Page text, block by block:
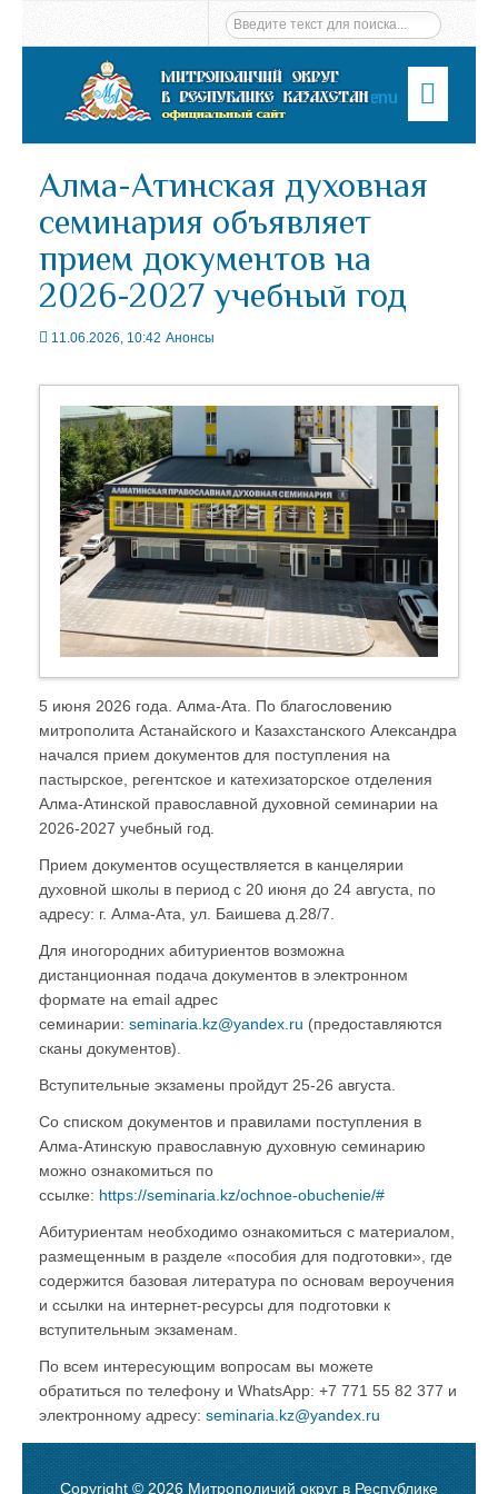
Menu
Алма-Атинская духовная
семинария объявляет
прием документов на
2026-2027 учебный год
11.06.2026, 10:42 Анонсы
5 июня 2026 года. Алма-Ата. По благословению
митрополита Астанайского и Казахстанского Александра
начался прием документов для поступления на
пастырское, регентское и катехизаторское отделения
Алма-Атинской православной духовной семинарии на
2026-2027 учебный год.
Прием документов осуществляется в канцелярии
духовной школы в период с 20 июня до 24 августа, по
адресу: г. Алма-Ата, ул. Баишева д.28/7.
Для иногородних абитуриентов возможна
дистанционная подача документов в электронном
формате на email адрес
семинарии: seminaria.kz@yandex.ru (предоставляются
сканы документов).
Вступительные экзамены пройдут 25-26 августа.
Со списком документов и правилами поступления в
Алма-Атинскую православную духовную семинарию
можно ознакомиться по
ссылке: https://seminaria.kz/ochnoe-obuchenie/#
Абитуриентам необходимо ознакомиться с материалом,
размещенным в разделе «пособия для подготовки», где
содержится базовая литература по основам вероучения
и ссылки на интернет-ресурсы для подготовки к
вступительным экзаменам.
По всем интересующим вопросам вы можете
обратиться по телефону и WhatsApp: +7 771 55 82 377 и
электронному адресу: seminaria.kz@yandex.ru
Copyright © 2026 Митрополичий округ в Республике